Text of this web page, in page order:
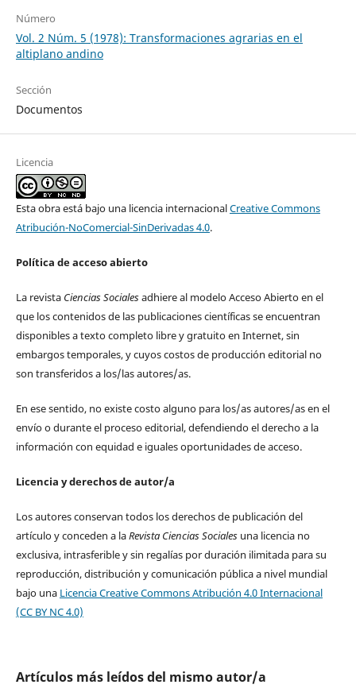
Número
Vol. 2 Núm. 5 (1978): Transformaciones agrarias en el
altiplano andino
Sección
Documentos
Licencia
Esta obra está bajo una licencia internacionalCreative Commons
Atribución-NoComercial-SinDerivadas 4.0.
Política de acceso abierto
La revista Ciencias Socialesadhiere al modelo Acceso Abierto en el
que los contenidos de las publicaciones científicas se encuentran
disponibles a texto completo libre y gratuito en Internet, sin
embargos temporales, y cuyos costos de producción editorial no
son transferidos a los/las autores/as.
En ese sentido, no existe costo alguno para los/as autores/as en el
envío o durante el proceso editorial, defendiendo el derecho a la
información con equidad e iguales oportunidades de acceso.
Licencia y derechos de autor/a
Los autores conservan todos los derechos de publicación del
artículo y conceden a laRevista Ciencias Socialesuna licencia no
exclusiva, intrasferible y sin regalías por duración ilimitada para su
reproducción, distribución y comunicación pública a nivel mundial
bajo una Licencia Creative Commons Atribución 4.0 Internacional
(CC BY NC 4.0)
Artículos más leídos del mismo autor/a